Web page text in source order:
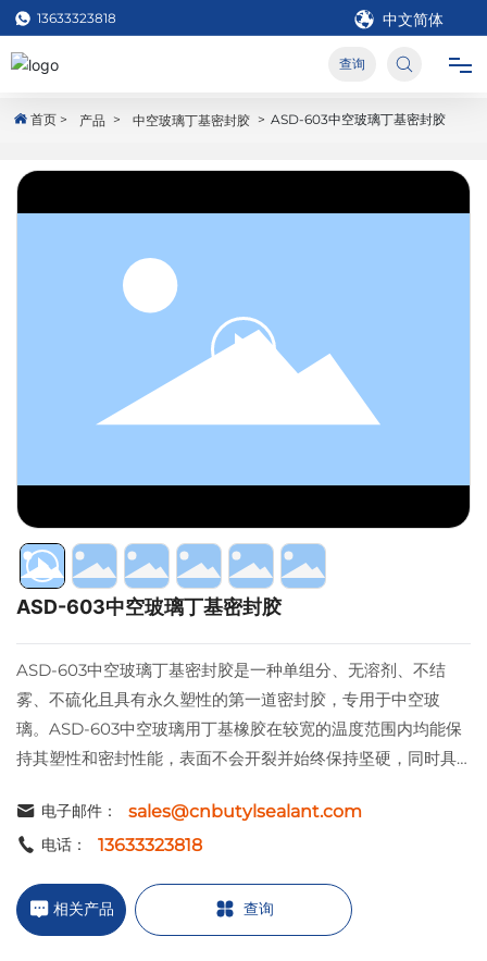
13633323818
中文简体
Deutsch
한국
首页
产品中心
查询
首页 产品 中空玻璃丁基密封胶 ASD-603中空玻璃丁基密封胶
ASD-603中空玻璃丁基密封胶
ASD-603中空玻璃丁基密封胶是一种单组分、无溶剂、不结
雾、不硫化且具有永久塑性的第一道密封胶，专用于中空玻
璃。ASD-603中空玻璃用丁基橡胶在较宽的温度范围内均能保
持其塑性和密封性能，表面不会开裂并始终保持坚硬，同时具
钢等材料均具有出色的粘接性能。
电子邮件： sales@cnbutylsealant.com
电话： 13633323818
相关产品 查询